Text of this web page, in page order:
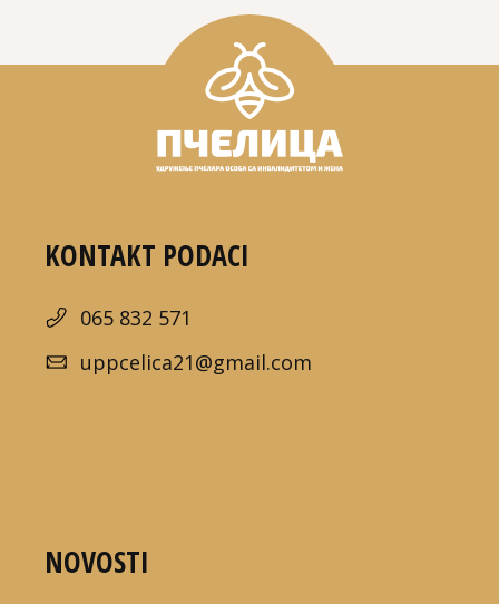
KONTAKT PODACI
065 832 571
uppcelica21@gmail.com
NOVOSTI